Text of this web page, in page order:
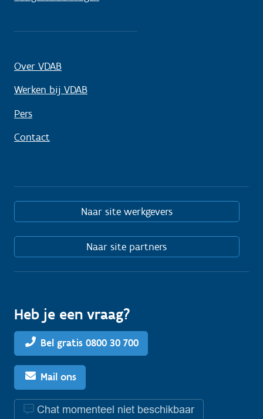
Over VDAB
Werken bij VDAB
Pers
Contact
Naar site werkgevers
Naar site partners
Heb je een vraag?
Bel gratis 0800 30 700
Mail ons
Chat momenteel niet beschikbaar